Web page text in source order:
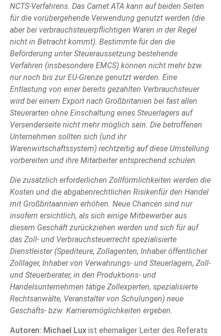
NCTS-Verfahrens. Das Carnet ATA kann auf beiden Seiten
für die vorübergehende Verwendung genutzt werden (die
aber bei verbrauchsteuerpflichtigen Waren in der Regel
nicht in Betracht kommt). Bestimmte für den die
Beförderung unter Steueraussetzung bestehende
Verfahren (insbesondere EMCS) können nicht mehr bzw.
nur noch bis zur EU-Grenze genutzt werden. Eine
Entlastung von einer bereits gezahlten Verbrauchsteuer
wird bei einem Export nach Großbritanien bei fast allen
Steuerarten ohne Einschaltung eines Steuerlagers auf
Versenderseite nicht mehr möglich sein. Die betroffenen
Unternehmen sollten sich (und ihr
Warenwirtschaftssystem) rechtzeitig auf diese Umstellung
vorbereiten und ihre Mitarbeiter entsprechend schulen.
Die zusätzlich erforderlichen Zollförmlichkeiten werden die
Kosten und die abgabenrechtlichen Risikenfür den Handel
mit Großbritaannien erhöhen. Neue Chancen sind nur
insofern ersichtlich, als sich einige Mitbewerber aus
diesem Geschäft zurückziehen werden und sich für auf
das Zoll- und Verbrauchsteuerrecht spezialisierte
Dienstleister (Spediteure, Zollagenten, Inhaber öffentlicher
Zolllager, Inhaber von Verwahrungs- und Steuerlagern, Zoll-
und Steuerberater, in den Produktions- und
Handelsunternehmen tätige Zollexperten, spezialisierte
Rechtsanwälte, Veranstalter von Schulungen) neue
Geschäfts- bzw. Karrieremöglichkeiten ergeben.
Autoren: Michael Lux ist ehemaliger Leiter des Referats